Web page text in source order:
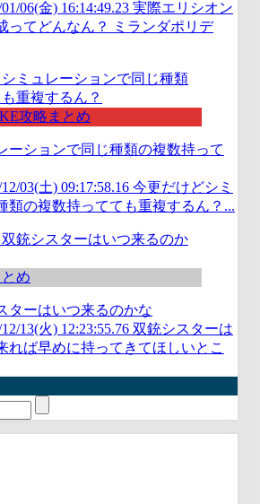
06(金) 16:14:49.23 実際エリシオン
ってどんなん？ ミランダポリデ
攻略まとめ
ーションで同じ種類の複数持って
03(土) 09:17:58.16 今更だけどシミ
類の複数持ってても重複するん？...
め
ターはいつ来るのかな
13(火) 12:23:55.76 双銃シスターは
れば早めに持ってきてほしいとこ